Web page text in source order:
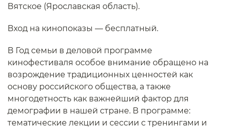
Вятское (Ярославская область).
Вход на кинопоказы — бесплатный.
В Год семьи в деловой программе
кинофестиваля особое внимание обращено на
возрождение традиционных ценностей как
основу российского общества, а также
многодетность как важнейший фактор для
демографии в нашей стране. В программе:
тематические лекции и сессии с тренингами и